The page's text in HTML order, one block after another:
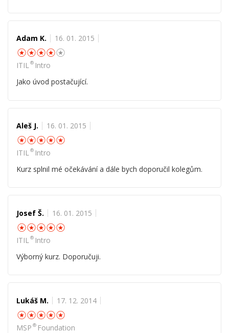
Adam K. 16. 01. 2015
☆☆☆☆
ITIL®Intro
Jako úvod postačující.
Aleš J. 16. 01. 2015
☆☆☆☆
ITIL®Intro
Kurz splnil mé očekávání a dále bych doporučil kolegům.
Josef Š. 16. 01. 2015
☆☆☆☆
ITIL ®Intro
Výborný kurz. Doporučuji.
Lukáš M. 17. 12. 2014
☆☆☆☆
MSP ®Foundation